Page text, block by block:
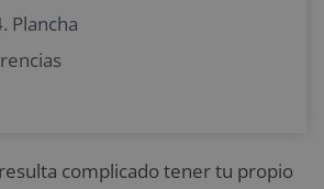
Plancha
complicado tener tu propio